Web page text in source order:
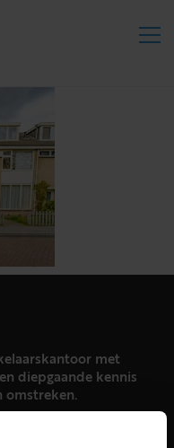
met
diepgaande kennis
omstreken.